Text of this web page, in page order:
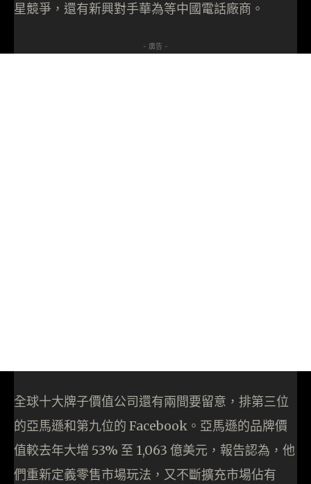
星競爭，還有新興對手華為等中國電話廠商。
- 廣告 -
全球十大牌子價值公司還有兩間要留意，排第三位
的亞馬遜和第九位的 Facebook。亞馬遜的品牌價
值較去年大增 53% 至 1,063 億美元，報告認為，他
們重新定義零售市場玩法，又不斷擴充市場佔有